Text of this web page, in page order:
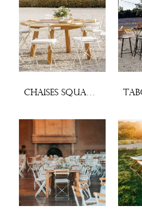
Chaises Square blanches (lot x 10)